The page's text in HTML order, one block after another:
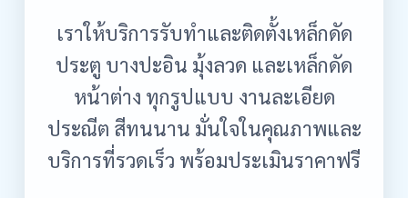
เราให้บริการรับทำและติดตั้งเหล็กดัด
ประตู บางปะอิน มุ้งลวด และเหล็กดัด
หน้าต่าง ทุกรูปแบบ งานละเอียด
ประณีต สีทนนาน มั่นใจในคุณภาพและ
บริการที่รวดเร็ว พร้อมประเมินราคาฟรี